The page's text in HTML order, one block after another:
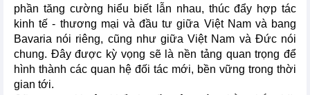
phần tăng cường hiểu biết lẫn nhau, thúc đẩy hợp tác
kinh tế - thương mại và đầu tư giữa Việt Nam và bang
Bavaria nói riêng, cũng như giữa Việt Nam và Đức nói
chung. Đây được kỳ vọng sẽ là nền tảng quan trọng để
hình thành các quan hệ đối tác mới, bền vững trong thời
gian tới.